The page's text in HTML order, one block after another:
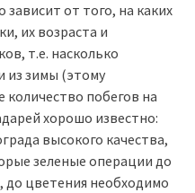
от того, на каких
их возраста и
т.е. насколько
из зимы (этому
количество побегов на
хорошо известно:
высокого качества,
зеленые операции до
до цветения необходимо